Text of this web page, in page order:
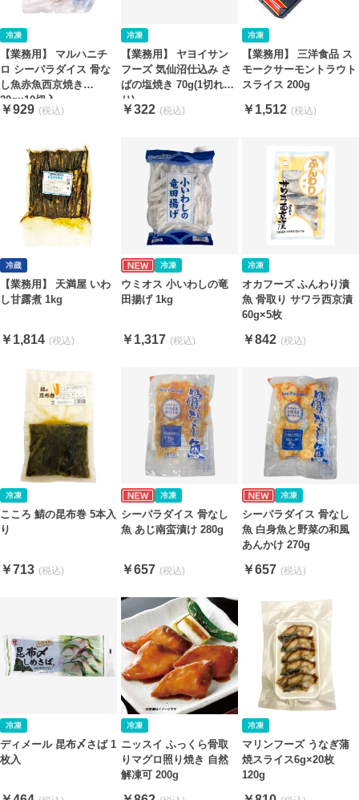
【業務用】 マルハニチ
ロ シーパラダイス 骨な
し魚赤魚西京焼き
20g×10切入
￥929
【業務用】 ヤヨイサン
フーズ 気仙沼仕込み さ
ばの塩焼き 70g(1切れ入
り)
￥322
【業務用】 三洋食品 ス
モークサーモントラウト
スライス 200g
￥1,512
【業務用】 天満屋 いわ
し甘露煮 1kg
￥1,814
ウミオス 小いわしの竜
田揚げ 1kg
￥1,317
オカフーズ ふんわり漬
魚 骨取り サワラ西京漬
60g×5枚
￥842
こころ 鯖の昆布巻 5本入
り
￥713
シーパラダイス 骨なし
魚 あじ南蛮漬け 280g
￥657
シーパラダイス 骨なし
魚 白身魚と野菜の和風
あんかけ 270g
￥657
ディメール 昆布〆さば 1
枚入
ニッスイ ふっくら骨取
りマグロ照り焼き 自然
解凍可 200g
マリンフーズ うなぎ蒲
焼スライス6g×20枚
120g